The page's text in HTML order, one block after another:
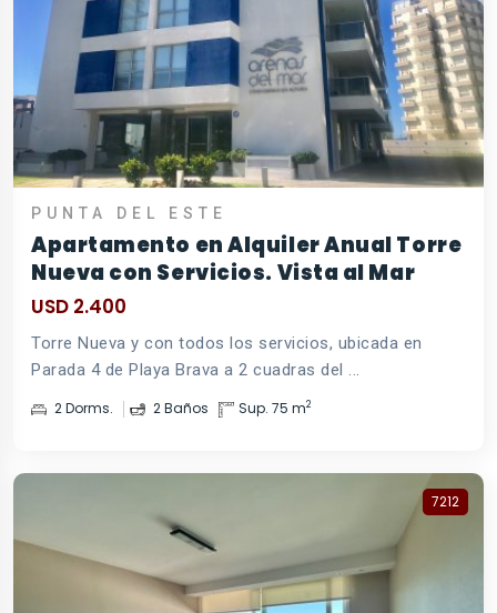
PUNTA DEL ESTE
Apartamento en Alquiler Anual Torre
Nueva con Servicios. Vista al Mar
USD 2.400
Torre Nueva y con todos los servicios, ubicada en
Parada 4 de Playa Brava a 2 cuadras del ...
2 Dorms. 2 Baños Sup. 75 m2
7212